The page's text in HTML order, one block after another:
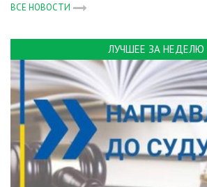
ВСЕ НОВОСТИ
ЛУЧШЕЕ ЗА НЕДЕЛЮ